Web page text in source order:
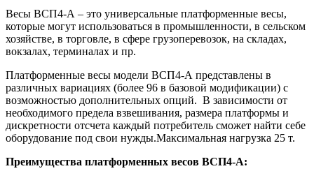
Весы ВСП4-А – это универсальные платформенные весы,
которые могут использоваться в промышленности, в сельском
хозяйстве, в торговле, в сфере грузоперевозок, на складах,
вокзалах, терминалах и пр.
Платформенные весы модели ВСП4-А представлены в
различных вариациях (более 96 в базовой модификации) с
возможностью дополнительных опций. В зависимости от
необходимого предела взвешивания, размера платформы и
дискретности отсчета каждый потребитель сможет найти себе
оборудование под свои нужды.Максимальная нагрузка 25 т.
Преимущества платформенных весов ВСП4-А: